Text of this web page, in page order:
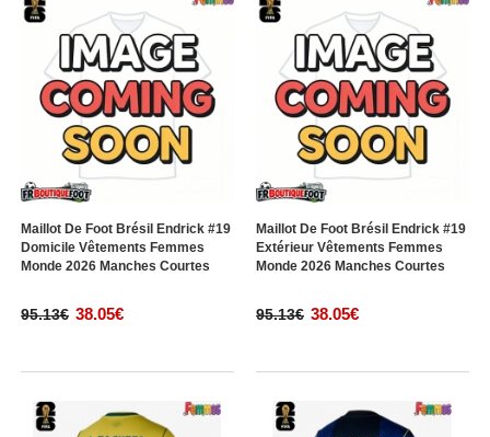
Maillot De Foot Brésil Endrick #19
Domicile Vêtements Femmes
Monde 2026 Manches Courtes
95.13€ 38.05€
Maillot De Foot Brésil Endrick #19
Extérieur Vêtements Femmes
Monde 2026 Manches Courtes
95.13€ 38.05€